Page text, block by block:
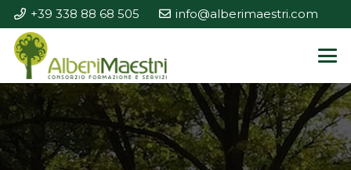
+39 338 88 68 505 info@alberimaestri.com